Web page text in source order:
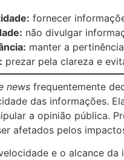
fornecer
não divulgar
manter a
prezar pela clareza e
news frequentemente
das informações.
a opinião pública.
afetados pelos
e o alcance